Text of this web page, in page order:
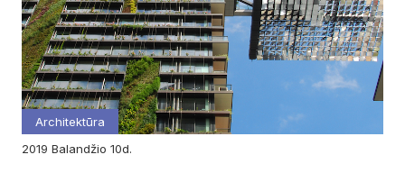
Architektūra
2019
balandžio 10d.